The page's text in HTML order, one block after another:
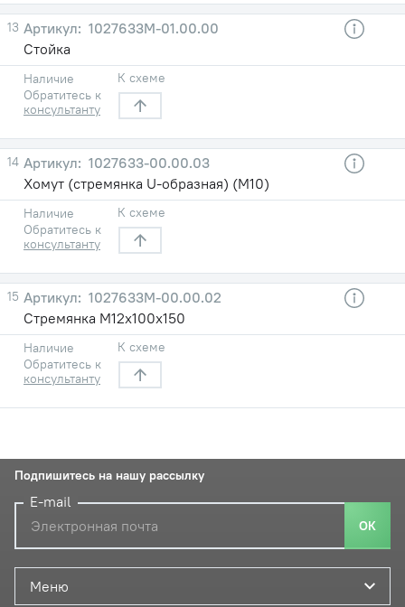
13
1027633М-01.00.00
Стойка
Наличие
Обратитесь к
консультанту
К схеме
14
1027633-00.00.03
Хомут (стремянка U-образная) (М10)
Наличие
Обратитесь к
консультанту
К схеме
15
1027633М-00.00.02
Стремянка М12х100х150
Наличие
Обратитесь к
консультанту
К схеме
Меню
Подпишитесь на нашу рассылку
E-mail
ОК